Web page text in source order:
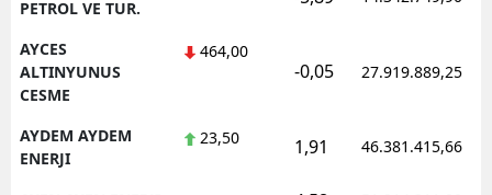
PETROL VE TUR.
AYCES
ALTINYUNUS
CESME
464,00
-0,05 27.919.889,25
AYDEM AYDEM
ENERJI
23,50 1,91 46.381.415,66